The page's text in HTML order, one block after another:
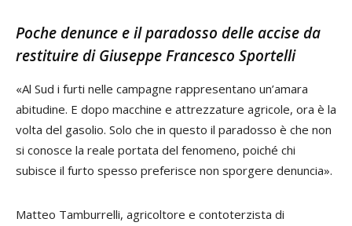
Poche denunce e il paradosso delle accise da
restituiredi Giuseppe Francesco Sportelli
«Al Sud i furti nelle campagne rappresentano un’amara
abitudine. E dopo macchine e attrezzature agricole, ora è la
volta del gasolio. Solo che in questo il paradosso è che non
si conosce la reale portata del fenomeno, poiché chi
subisce il furto spesso preferisce non sporgere denuncia».
Matteo Tamburrelli, agricoltore e contoterzista di